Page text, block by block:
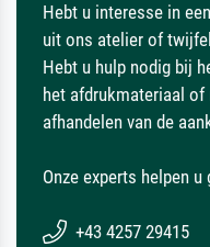
Hebt u interesse in
uit ons atelier of
Hebt u hulp nodig bij
het afdrukmateriaal of
afhandelen van de
Onze experts helpen u
+43 4257 29415